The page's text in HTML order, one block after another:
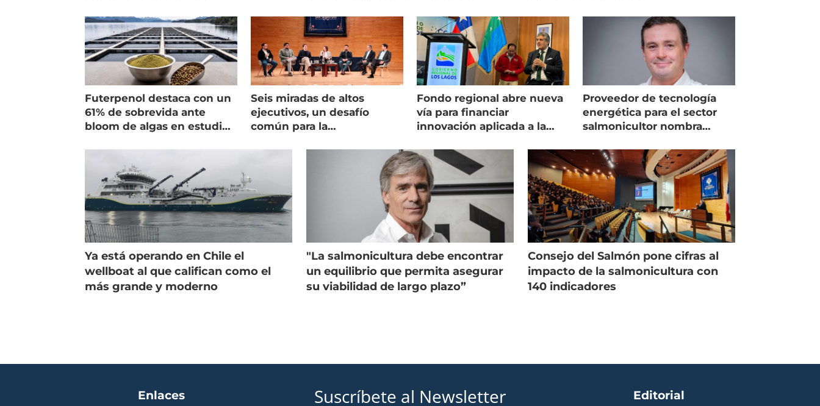
Futerpenol destaca con un
61% de sobrevida ante
bloom de algas en estudio
Seis miradas de altos
ejecutivos, un desafío
común para la
Fondo regional abre nueva
vía para financiar
innovación aplicada a la
Proveedor de tecnología
energética para el sector
salmonicultor nombra
Ya está operando en Chile el
wellboat al que califican como el
más grande y moderno
"La salmonicultura debe encontrar
un equilibrio que permita asegurar
su viabilidad de largo plazo”
Consejo del Salmón pone cifras al
impacto de la salmonicultura con
140 indicadores
Enlaces Suscríbete al Newsletter Editorial